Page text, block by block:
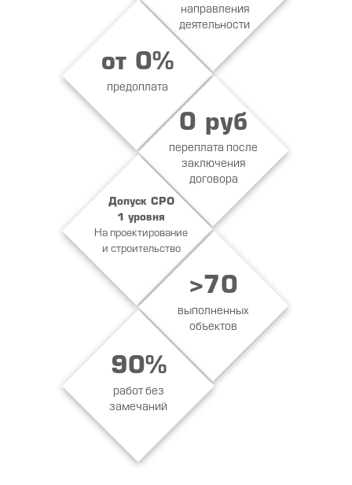
направления
деятельности
от 0%
предоплата
0 руб
переплата после
заключения
договора
Допуск СРО
1 уровня
На проектирование
и строительство
>70
выполненных
объектов
90%
работ без
замечаний